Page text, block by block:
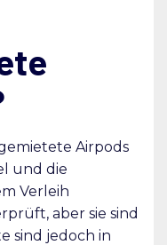
Airpods
und die
Verleih
aber sie sind
sind jedoch in